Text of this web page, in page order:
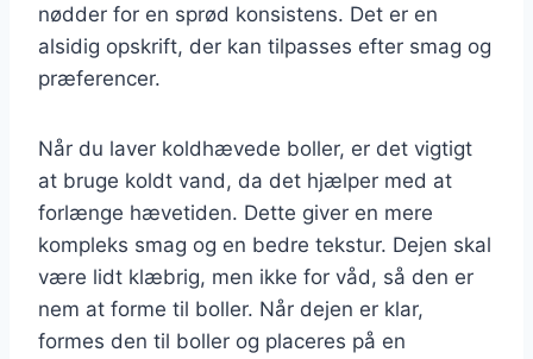
nødder for en sprød konsistens. Det er en
alsidig opskrift, der kan tilpasses efter smag og
præferencer.
Når du laver koldhævede boller, er det vigtigt
at bruge koldt vand, da det hjælper med at
forlænge hævetiden. Dette giver en mere
kompleks smag og en bedre tekstur. Dejen skal
være lidt klæbrig, men ikke for våd, så den er
nem at forme til boller. Når dejen er klar,
formes den til boller og placeres på en